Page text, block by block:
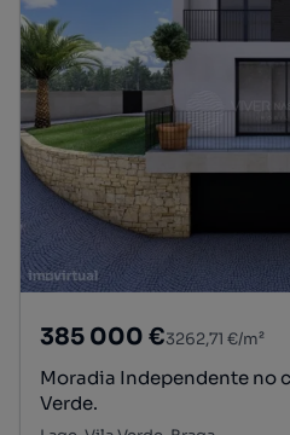
385 000 €3262,71 €/m²
Moradia Independente no
Verde.